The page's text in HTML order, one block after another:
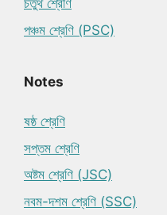
চতুর্থ শ্রেণি
পঞ্চম শ্রেণি (PSC)
Notes
ষষ্ঠ শ্রেণি
সপ্তম শ্রেণি
অষ্টম শ্রেণি (JSC)
নবম-দশম শ্রেণি (SSC)